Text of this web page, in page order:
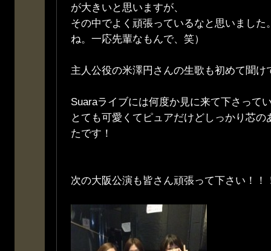
が大きいと思いますが、
その中でよく頑張っているなと思いました
ね。一応先輩なもんで、笑）
主人公役の米澤円さんの生歌も初めて聞け
Suaraライブには何度か見に来て下さって
とても可愛くてピュアだけどしっかり芯
たです！
次の大阪公演も皆さん頑張って下さい！！